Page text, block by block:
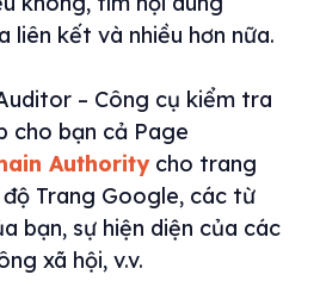
liên kết và nhiều hơn nữa.
– Công cụ kiểm tra
cho bạn cả Page
Authoritycho trang
Trang Google, các từ
bạn, sự hiện diện của các
xã hội, v.v.